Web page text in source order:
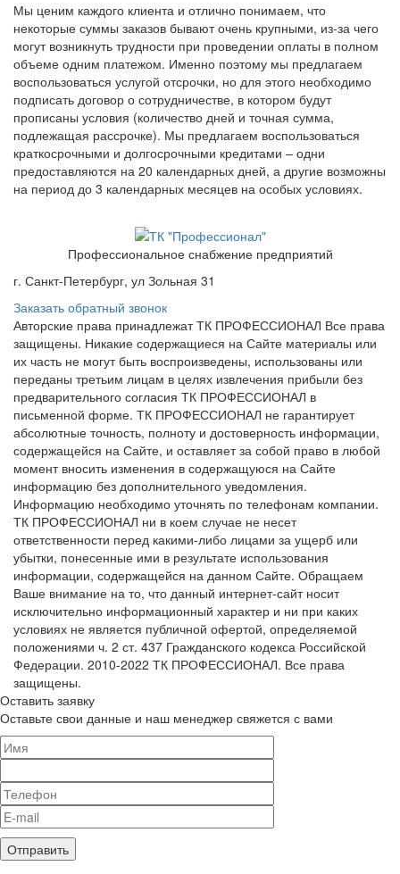
Мы ценим каждого клиента и отлично понимаем, что
некоторые суммы заказов бывают очень крупными, из-за чего
могут возникнуть трудности при проведении оплаты в полном
объеме одним платежом. Именно поэтому мы предлагаем
воспользоваться услугой отсрочки, но для этого необходимо
подписать договор о сотрудничестве, в котором будут
прописаны условия (количество дней и точная сумма,
подлежащая рассрочке). Мы предлагаем воспользоваться
краткосрочными и долгосрочными кредитами – одни
предоставляются на 20 календарных дней, а другие возможны
на период до 3 календарных месяцев на особых условиях.
Профессиональное снабжение предприятий
г. Санкт-Петербург, ул Зольная 31
Заказать обратный звонок
Авторские права принадлежат ТК ПРОФЕССИОНАЛ Все права
защищены. Никакие содержащиеся на Сайте материалы или
их часть не могут быть воспроизведены, использованы или
переданы третьим лицам в целях извлечения прибыли без
предварительного согласия ТК ПРОФЕССИОНАЛ в
письменной форме. ТК ПРОФЕССИОНАЛ не гарантирует
абсолютные точность, полноту и достоверность информации,
содержащейся на Сайте, и оставляет за собой право в любой
момент вносить изменения в содержащуюся на Сайте
информацию без дополнительного уведомления.
Информацию необходимо уточнять по телефонам компании.
ТК ПРОФЕССИОНАЛ ни в коем случае не несет
ответственности перед какими-либо лицами за ущерб или
убытки, понесенные ими в результате использования
информации, содержащейся на данном Сайте. Обращаем
Ваше внимание на то, что данный интернет-сайт носит
исключительно информационный характер и ни при каких
условиях не является публичной офертой, определяемой
положениями ч. 2 ст. 437 Гражданского кодекса Российской
Федерации. 2010-2022 ТК ПРОФЕССИОНАЛ. Все права
защищены.
Оставить заявку
Оставьте свои данные и наш менеджер свяжется с вами